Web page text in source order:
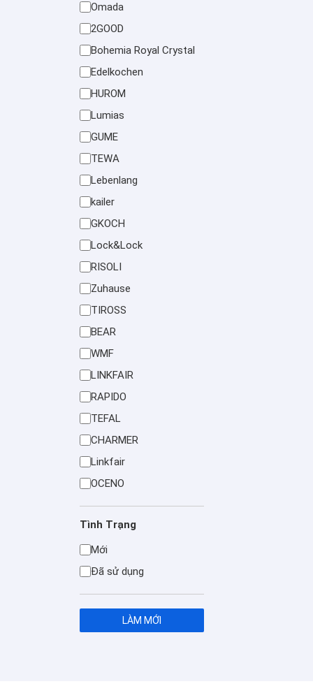
Omada
2GOOD
Bohemia Royal Crystal
Edelkochen
HUROM
Lumias
GUME
TEWA
Lebenlang
kailer
GKOCH
Lock&Lock
RISOLI
Zuhause
TIROSS
BEAR
WMF
LINKFAIR
RAPIDO
TEFAL
CHARMER
Linkfair
OCENO
Tình Trạng
Mới
Đã sử dụng
LÀM MỚI